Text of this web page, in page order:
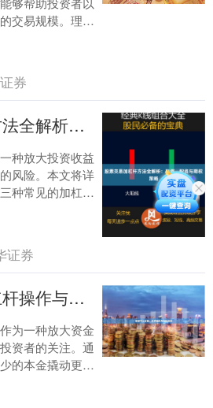
交易规模。理解
合理运用杠
券
股票交易加杠杆方法全解析：融资、配资与期权策略
种放大投资收益
风险。本文将详
种常见的加杠杆
其运作机制与适
证券
配资平台炒股：杠杆操作与风险指南
为一种放大资金
资者的关注。通
的本金撬动更大
利时获得更高收